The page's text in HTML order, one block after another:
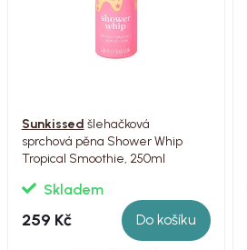
Sunkissed šlehačková
sprchová pěna Shower Whip
Tropical Smoothie, 250ml
Skladem
259 Kč Do košíku